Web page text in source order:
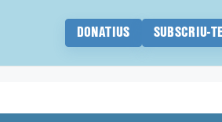
DONATIUS SUBSCRIU-